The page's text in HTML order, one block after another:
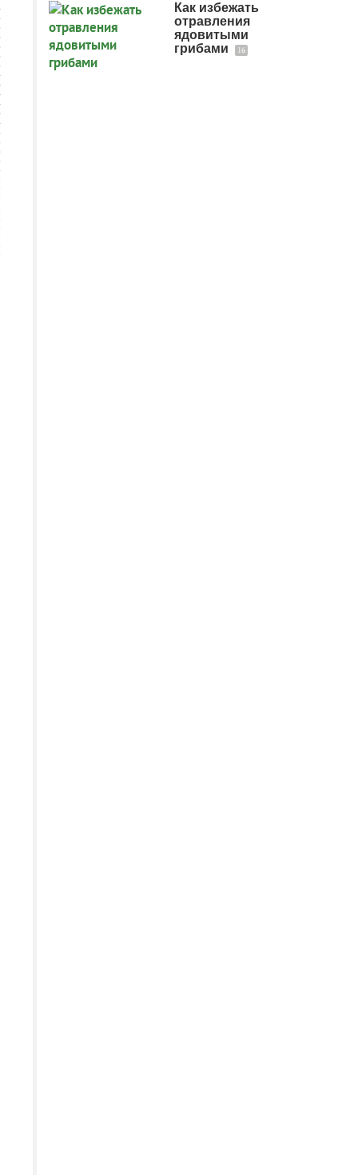
Как избежать
отравления
ядовитыми
грибами
16